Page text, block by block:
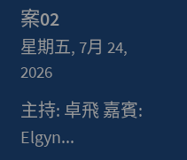
案02
星期五, 7月 24,
2026
主持: 卓飛 嘉賓:
Elgyn...